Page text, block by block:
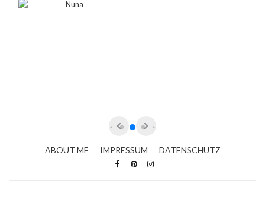
ABOUT ME IMPRESSUM DATENSCHUTZ